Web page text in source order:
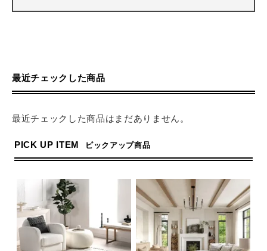
最近チェックした商品
最近チェックした商品はまだありません。
PICK UP ITEM ピックアップ商品